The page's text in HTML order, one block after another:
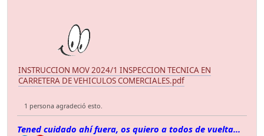
INSTRUCCION MOV 2024/1 INSPECCION TECNICA EN
CARRETERA DE VEHICULOS COMERCIALES.pdf
1 persona agradeció esto.
Tened cuidado ahí fuera, os quiero a todos de vuelta...